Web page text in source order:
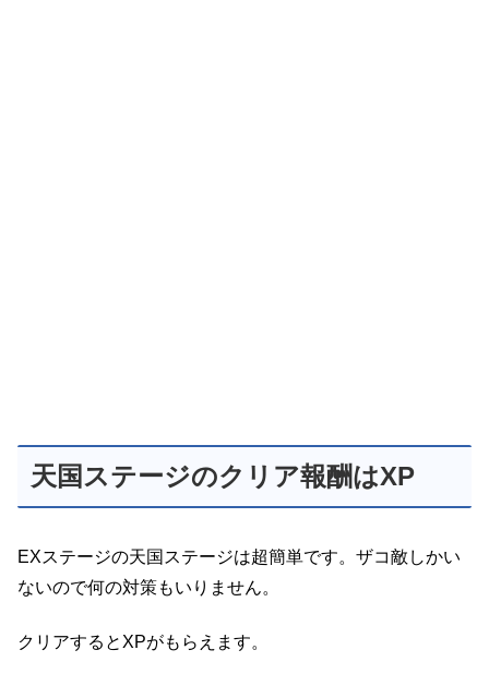
天国ステージのクリア報酬はXP
EXステージの天国ステージは超簡単です。ザコ敵しかい
ないので何の対策もいりません。
クリアするとXPがもらえます。